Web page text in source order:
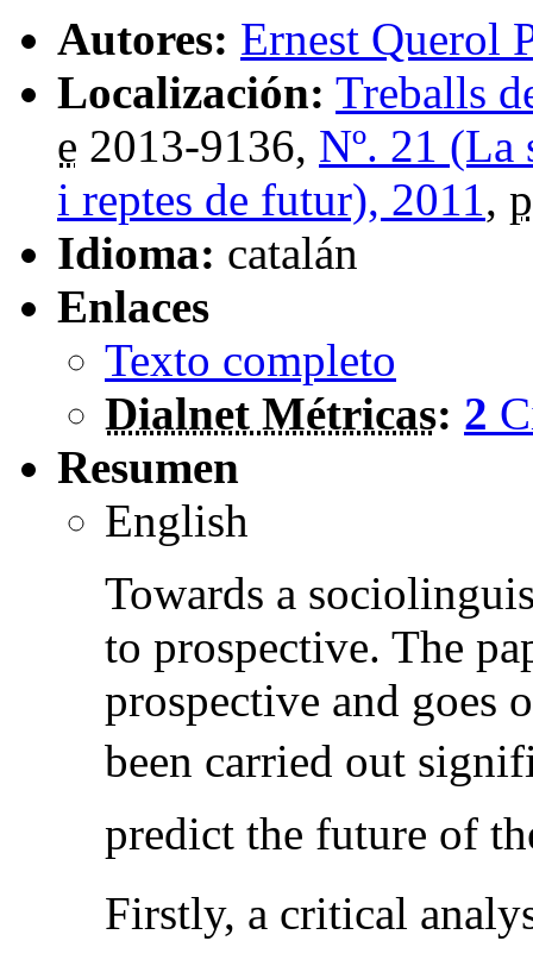
Autores: Ernest Querol
Localización: Treballs
e 2013-9136, Nº. 21 (La
i reptes de futur), 2011,
Idioma: catalán
Enlaces
Texto completo
Dialnet Métricas: 2
Resumen
English
Towards a
to prospective. The
prospective and goes
been carried out
predict the future of
Firstly, a critical